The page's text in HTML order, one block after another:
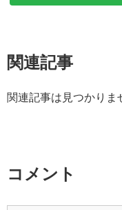
関連記事
関連記事は見つかりま
コメント